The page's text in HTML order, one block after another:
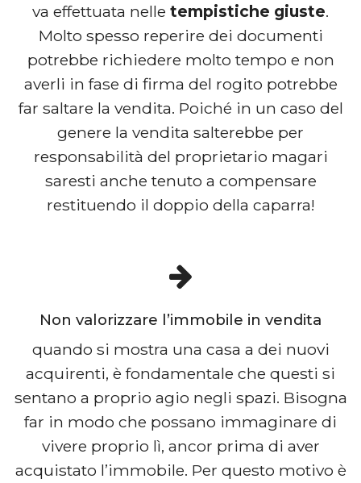
va effettuata nelle tempistiche giuste.
Molto spesso reperire dei documenti
potrebbe richiedere molto tempo e non
averli in fase di firma del rogito potrebbe
far saltare la vendita. Poiché in un caso del
genere la vendita salterebbe per
responsabilità del proprietario magari
saresti anche tenuto a compensare
restituendo il doppio della caparra!
Non valorizzare l’immobile in vendita
quando si mostra una casa a dei nuovi
acquirenti, è fondamentale che questi si
sentano a proprio agio negli spazi. Bisogna
far in modo che possano immaginare di
vivere proprio lì, ancor prima di aver
acquistato l’immobile. Per questo motivo è